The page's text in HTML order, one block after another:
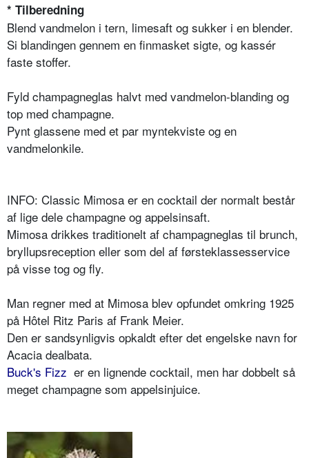
* Tilberedning
Blend vandmelon i tern, limesaft og sukker i en blender.
Si blandingen gennem en finmasket sigte, og kassér
faste stoffer.
Fyld champagneglas halvt med vandmelon-blanding og
top med champagne.
Pynt glassene med et par myntekviste og en
vandmelonkile.
INFO: Classic Mimosa er en cocktail der normalt består
af lige dele champagne og appelsinsaft.
Mimosa drikkes traditionelt af champagneglas til brunch,
bryllupsreception eller som del af førsteklassesservice
på visse tog og fly.
Man regner med at Mimosa blev opfundet omkring 1925
på Hôtel Ritz Paris af Frank Meier.
Den er sandsynligvis opkaldt efter det engelske navn for
Acacia dealbata.
Buck's Fizz er en lignende cocktail, men har dobbelt så
meget champagne som appelsinjuice.